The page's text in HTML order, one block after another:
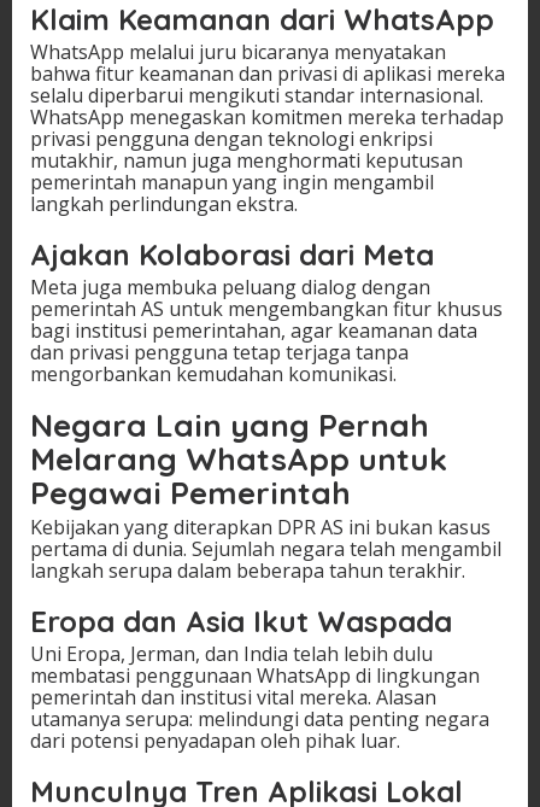
Klaim Keamanan dari WhatsApp
WhatsApp melalui juru bicaranya menyatakan
bahwa fitur keamanan dan privasi di aplikasi mereka
selalu diperbarui mengikuti standar internasional.
WhatsApp menegaskan komitmen mereka terhadap
privasi pengguna dengan teknologi enkripsi
mutakhir, namun juga menghormati keputusan
pemerintah manapun yang ingin mengambil
langkah perlindungan ekstra.
Ajakan Kolaborasi dari Meta
Meta juga membuka peluang dialog dengan
pemerintah AS untuk mengembangkan fitur khusus
bagi institusi pemerintahan, agar keamanan data
dan privasi pengguna tetap terjaga tanpa
mengorbankan kemudahan komunikasi.
Negara Lain yang Pernah
Melarang WhatsApp untuk
Pegawai Pemerintah
Kebijakan yang diterapkan DPR AS ini bukan kasus
pertama di dunia. Sejumlah negara telah mengambil
langkah serupa dalam beberapa tahun terakhir.
Eropa dan Asia Ikut Waspada
Uni Eropa, Jerman, dan India telah lebih dulu
membatasi penggunaan WhatsApp di lingkungan
pemerintah dan institusi vital mereka. Alasan
utamanya serupa: melindungi data penting negara
dari potensi penyadapan oleh pihak luar.
Munculnya Tren Aplikasi Lokal